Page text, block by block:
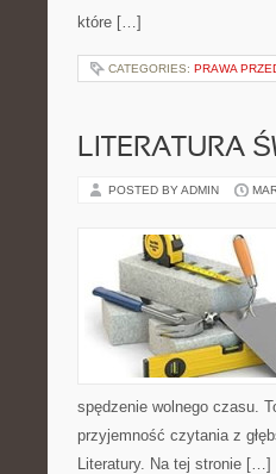
które […]
CATEGORIES: PRAWA
LITERATURA
POSTED BY ADMIN
spędzenie wolnego czasu.
przyjemność czytania z
Literatury. Na tej stronie […]